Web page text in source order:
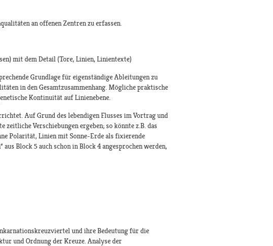
an offenen Zentren zu erfassen.
mit dem Detail (Tore, Linien, Linientexte)
Grundlage für eigenständige Ableitungen zu
in den Gesamtzusammenhang. Mögliche praktische
Kontinuität auf Linienebene.
Auf Grund des lebendigen Flusses im Vortrag und
Verschiebungen ergeben; so könnte z.B. das
Polarität, Linien mit Sonne-Erde als fixierende
Block 5 auch schon in Block 4 angesprochen werden,
und ihre Bedeutung für die
und Ordnung der Kreuze. Analyse der